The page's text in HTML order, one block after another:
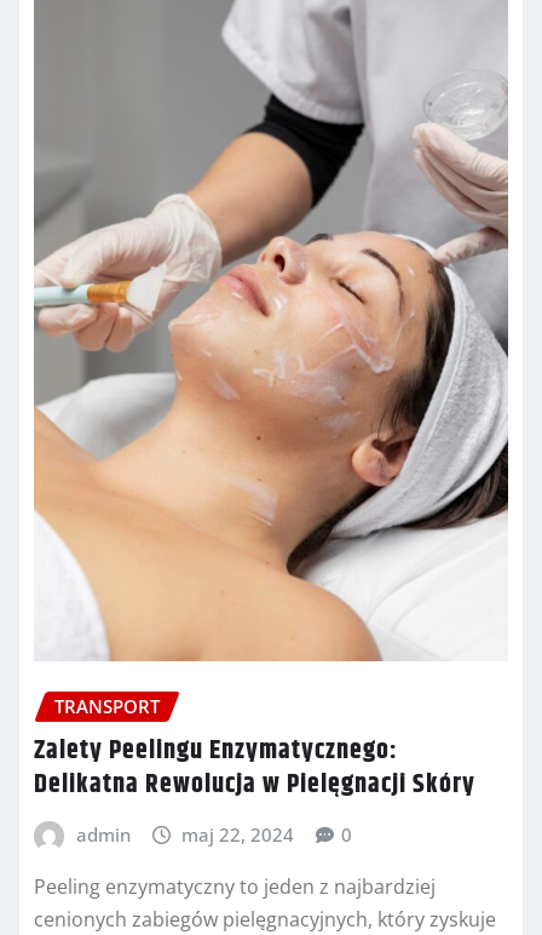
TRANSPORT
Zalety Peelingu Enzymatycznego:
Delikatna Rewolucja w Pielęgnacji Skóry
admin maj 22, 2024 0
Peeling enzymatyczny to jeden z najbardziej
cenionych zabiegów pielęgnacyjnych, który zyskuje